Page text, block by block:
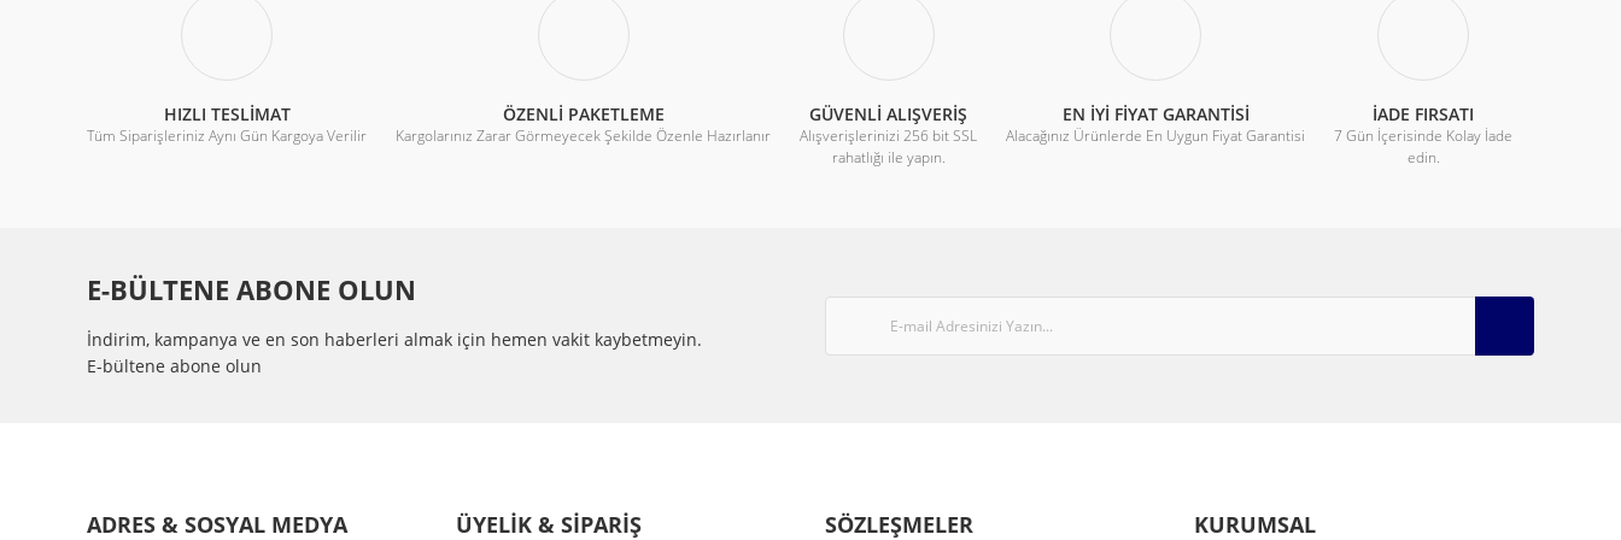
BIÇAK SAYISI
PIN TYPE
Ürün fiyatı diğer sitelerden daha pahalı.
Bu ürüne benzer farklı alternatifler olmalı.
Gönder
HIZLI TESLİMAT
Tüm Siparişleriniz Aynı Gün Kargoya Verilir
ÖZENLİ PAKETLEME
Kargolarınız Zarar Görmeyecek Şekilde Özenle Hazırlanır
GÜVENLİ ALIŞVERİŞ
Alışverişlerinizi 256 bit SSL
rahatlığı ile yapın.
EN İYİ FİYAT GARANTİSİ
Alacağınız Ürünlerde En Uygun Fiyat Garantisi
İADE FIRSATI
7 Gün İçerisinde Kolay İade
edin.
E-BÜLTENE ABONE OLUN
İndirim, kampanya ve en son haberleri almak için hemen vakit kaybetmeyin.
E-bültene abone olun
ADRES & SOSYAL MEDYA ÜYELİK & SİPARİŞ SÖZLEŞMELER KURUMSAL